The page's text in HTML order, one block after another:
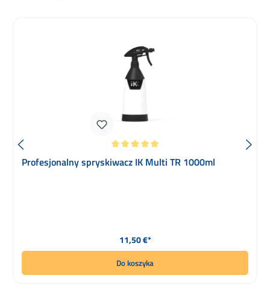
Średnia ocena 5 z 5 gwiazdek
Profesjonalny spryskiwacz IK Multi TR 1000ml
Cena regularna:
11,50 €*
Do koszyka